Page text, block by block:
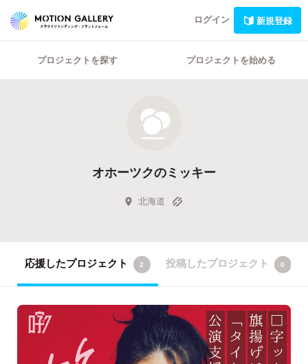
ログイン 新規登録
プロジェクトを探す プロジェクトを始める
オホーツクのミッキー
北海道
応援したプロジェクト 2 投稿したプロジェクト 0